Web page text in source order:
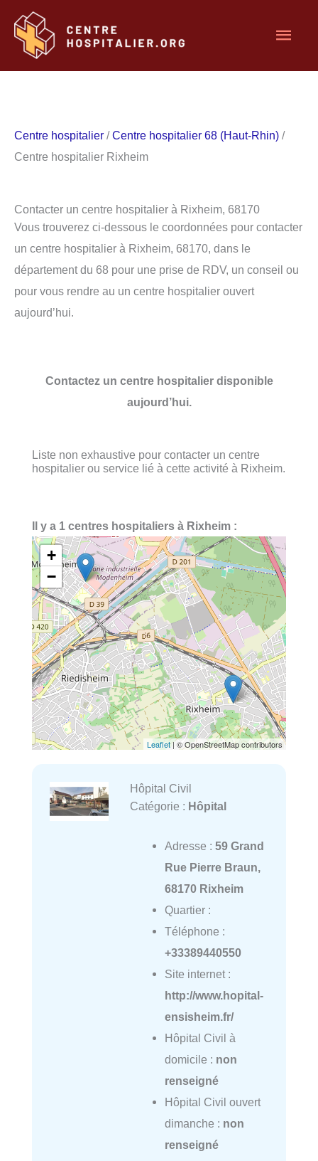
contenu
Centre hospitalier /Centre hospitalier 68 (Haut-Rhin) /
Centre hospitalier Rixheim
Contacter un centre hospitalier à Rixheim, 68170
Vous trouverez ci-dessous le coordonnées pour contacter
un centre hospitalier à Rixheim, 68170, dans le
département du 68 pour une prise de RDV, un conseil ou
pour vous rendre au un centre hospitalier ouvert
aujourd’hui.
Contactez un centre hospitalier disponible
aujourd’hui.
Liste non exhaustive pour contacter un centre
hospitalier ou service lié à cette activité à Rixheim.
Il y a 1 centres hospitaliers à Rixheim :
+
−
Leaflet| © OpenStreetMap contributors
Hôpital Civil
Catégorie : Hôpital
Adresse : 59 Grand
Rue Pierre Braun,
68170 Rixheim
Quartier :
Téléphone :
+33389440550
Site internet :
http://www.hopital-
ensisheim.fr/
Hôpital Civil à
domicile : non
renseigné
Hôpital Civil ouvert
dimanche : non
renseigné